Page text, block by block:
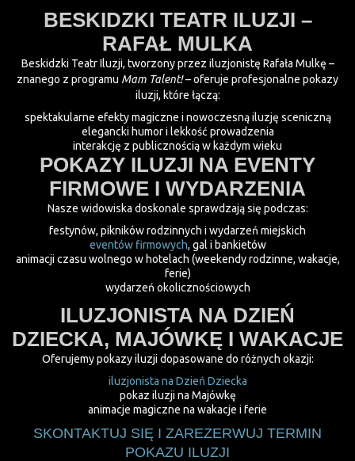
BESKIDZKI TEATR ILUZJI –
RAFAŁ MULKA
Beskidzki Teatr Iluzji, tworzony przez iluzjonistę Rafała Mulkę –
znanego z programu Mam Talent!– oferuje profesjonalne pokazy
iluzji, które łączą:
spektakularne efekty magiczne i nowoczesną iluzję sceniczną
elegancki humor i lekkość prowadzenia
interakcję z publicznością w każdym wieku
POKAZY ILUZJI NA EVENTY
FIRMOWE I WYDARZENIA
Nasze widowiska doskonale sprawdzają się podczas:
festynów, pikników rodzinnych i wydarzeń miejskich
eventów firmowych, gal i bankietów
animacji czasu wolnego w hotelach (weekendy rodzinne, wakacje,
ferie)
wydarzeń okolicznościowych
ILUZJONISTA NA DZIEŃ
DZIECKA, MAJÓWKĘ I WAKACJE
Oferujemy pokazy iluzji dopasowane do różnych okazji:
iluzjonista na Dzień Dziecka
pokaz iluzji na Majówkę
animacje magiczne na wakacje i ferie
SKONTAKTUJ SIĘ I ZAREZERWUJ TERMIN
POKAZU ILUZJI